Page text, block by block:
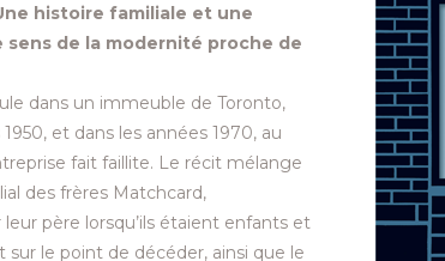
histoire familiale et une
sens de la modernité proche de
dans un immeuble de Toronto,
et dans les années 1970, au
fait faillite. Le récit mélange
des frères Matchcard,
leur père lorsqu’ils étaient enfants et
sur le point de décéder, ainsi que le